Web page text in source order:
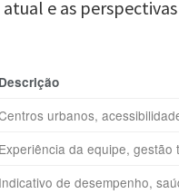
e as
Descrição
urbanos,
Experiência da equipe,
Indicativo de desempenho,